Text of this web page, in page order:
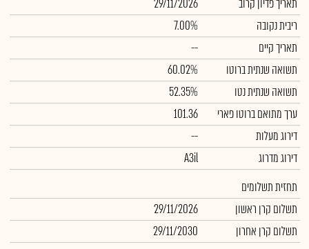
תאריך פדיון קרוב
29/11/2026
ריבית נקובה
7.00%
תאריך קיים
--
תשואה שנתית ברוטו
60.02%
תשואה שנתית נטו
52.35%
ערך מתואם ברוטו פארי
101.36
דירוג מעלות
--
דירוג מדרוג
A3il
תחזית תשלומים
תשלום קרן ראשון
29/11/2026
תשלום קרן אחרון
29/11/2030